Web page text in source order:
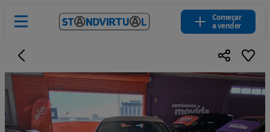
Começar
a vender